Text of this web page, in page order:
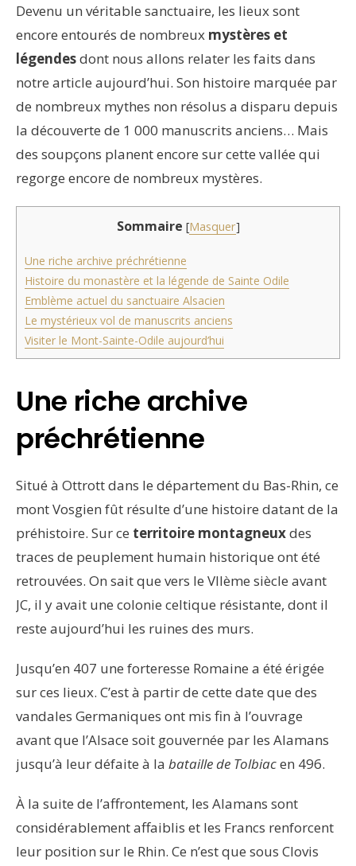
Devenu un véritable sanctuaire, les lieux sont
encore entourés de nombreux mystères et
légendesdont nous allons relater les faits dans
notre article aujourd’hui. Son histoire marquée par
de nombreux mythes non résolus a disparu depuis
la découverte de 1 000 manuscrits anciens… Mais
des soupçons planent encore sur cette vallée qui
regorge encore de nombreux mystères.
Sommaire [Masquer]
Une riche archive préchrétienne
Histoire du monastère et la légende de Sainte Odile
Emblème actuel du sanctuaire Alsacien
Le mystérieux vol de manuscrits anciens
Visiter le Mont-Sainte-Odile aujourd’hui
Une riche archive
préchrétienne
Situé à Ottrott dans le département du Bas-Rhin, ce
mont Vosgien fût résulte d’une histoire datant de la
préhistoire. Sur ce territoire montagneuxdes
traces de peuplement humain historique ont été
retrouvées. On sait que vers le VIIème siècle avant
JC, il y avait une colonie celtique résistante, dont il
reste aujourd’hui les ruines des murs.
Jusqu’en 407 une forteresse Romaine a été érigée
sur ces lieux. C’est à partir de cette date que des
vandales Germaniques ont mis fin à l’ouvrage
avant que l’Alsace soit gouvernée par les Alamans
jusqu’à leur défaite à la bataille de Tolbiacen 496.
À la suite de l’affrontement, les Alamans sont
considérablement affaiblis et les Francs renforcent
leur position sur le Rhin. Ce n’est que sous Clovis